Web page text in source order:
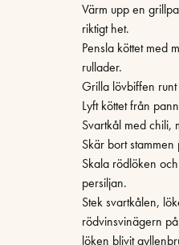
Värm upp en
riktigt het.
Pensla köttet med
rullader.
Grilla lövbiffen runt
Lyft köttet från
Svartkål med chili,
Skär bort
Skala rödlöken
persiljan.
Stek svartkålen,
rödvinsvinägern
löken blivit